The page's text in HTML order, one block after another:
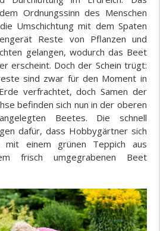
Ordnungssinn des Menschen
Umschichtung mit dem Spaten
Reste von Pflanzen und
gelangen, wodurch das Beet
erscheint. Doch der Schein trügt:
sind zwar für den Moment in
verfrachtet, doch Samen der
befinden sich nun in der oberen
Beetes. Die schnell
dafür, dass Hobbygärtner sich
mit einem grünen Teppich aus
frisch umgegrabenen Beet